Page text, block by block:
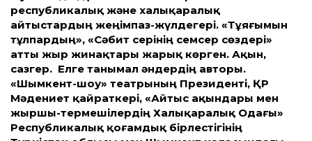
республикалық және халықаралық
айтыстардың жеңімпаз-жүлдегері. «Тұяғымын
тұлпардың», «Сәбит серінің семсер сөздері»
атты жыр жинақтары жарық көрген. Ақын,
сазгер. Елге танымал әндердің авторы.
«Шымкент-шоу» театрының Президенті, ҚР
Мәдениет қайраткері, «Айтыс ақындары мен
жыршы-термешілердің Халықаралық Одағы»
Республикалық қоғамдық бірлестігінің